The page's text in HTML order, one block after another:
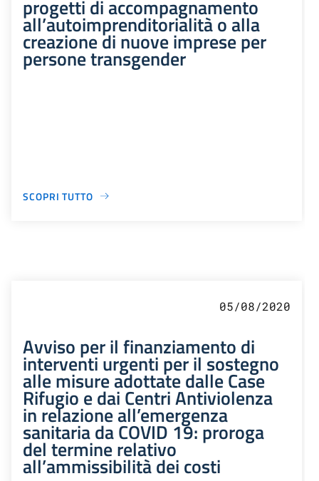
progetti di accompagnamento
all’autoimprenditorialità o alla
creazione di nuove imprese per
persone transgender
SCOPRI TUTTO
05/08/2020
Avviso per il finanziamento di
interventi urgenti per il sostegno
alle misure adottate dalle Case
Rifugio e dai Centri Antiviolenza
in relazione all’emergenza
sanitaria da COVID 19: proroga
del termine relativo
all’ammissibilità dei costi